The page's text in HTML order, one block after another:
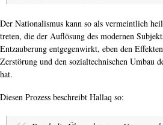
Der Nationalismus kann so als vermeintlich
treten, die der Auflösung des modernen
Entzauberung entgegenwirkt, eben den
Zerstörung und den sozialtechnischen Umbau
hat.
Diesen Prozess beschreibt Hallaq so: